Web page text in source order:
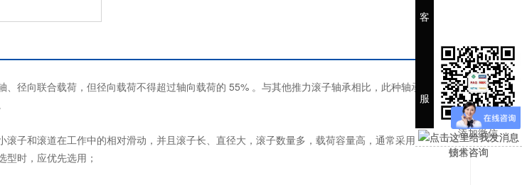
径向联合载荷，但径向载荷不得超过轴向载荷的 55% 。与其他推力滚子轴承相比，此种轴承摩擦
滚子和滚道在工作中的相对滑动，并且滚子长、直径大，滚子数量多，载荷容量高，通常采用油润
时，应优先选用；
客
服
销售咨询
技术咨询
添加微信